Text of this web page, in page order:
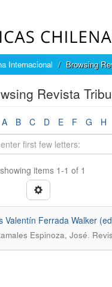
Internacional Browsing
Revista
A B C D E F G H
items 1-1 of 1
Valentín Ferrada Walker
Espinoza, José.